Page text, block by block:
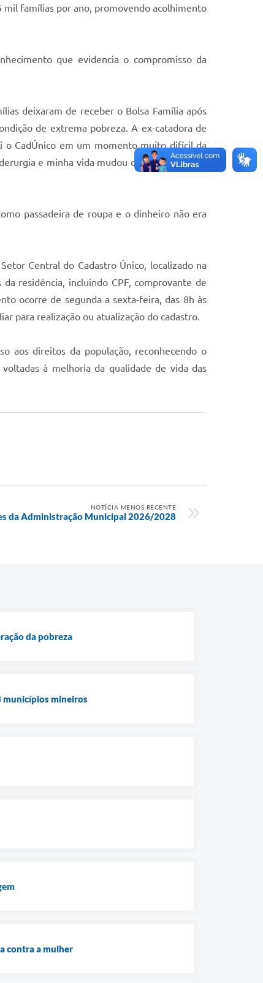
mil famílias por ano, promovendo acolhimento
que evidencia o compromisso da
deixaram de receber o Bolsa Família após
de extrema pobreza. A ex-catadora de
o CadÚnico em um momento muito difícil da
e minha vida mudou completamente”,
passadeira de roupa e o dinheiro não era
Central do Cadastro Único, localizado na
residência, incluindo CPF, comprovante de
ocorre de segunda a sexta-feira, das 8h às
para realização ou atualização do cadastro.
aos direitos da população, reconhecendo o
à melhoria da qualidade de vida das
NOTÍCIA MENOS RECENTE
da Administração Municipal 2026/2028
da pobreza
municípios mineiros
contra a mulher